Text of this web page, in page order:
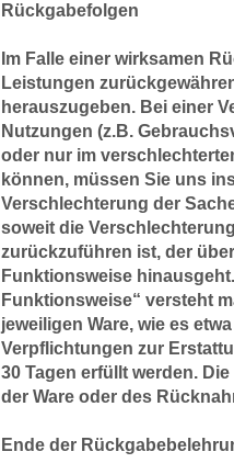
Rückgabefolgen
Im Falle einer wirksamen
Leistungen
herauszugeben. Bei einer
Nutzungen (z.B.
oder nur im
können, müssen Sie uns
Verschlechterung der
soweit die
zurückzuführen ist, der
Funktionsweise
Funktionsweise“ versteht
jeweiligen Ware, wie es
Verpflichtungen zur
30 Tagen erfüllt werden.
der Ware oder des
Ende der